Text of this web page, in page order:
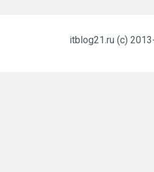
itblog21.ru (c)